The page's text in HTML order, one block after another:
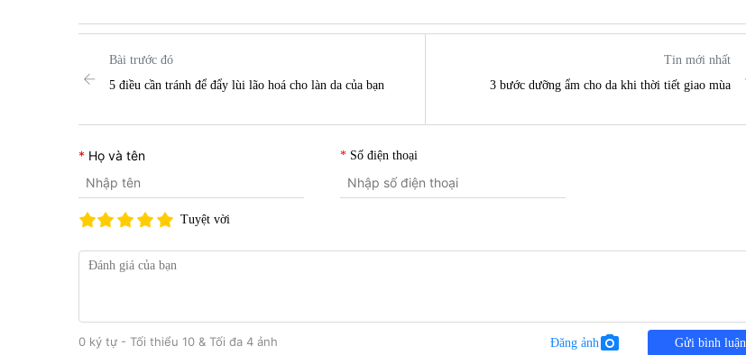
Bài trước đó
5 điều cần tránh để đẩy lùi lão hoá cho làn da của bạn
Tin mới nhất
3 bước dưỡng ẩm cho da khi thời tiết giao mùa
Họ và tên Số điện thoại
Tuyệt vời
0 ký tự - Tối thiểu 10 & Tối đa 4 ảnh Đăng ảnh photo_camera Gửi bình luận